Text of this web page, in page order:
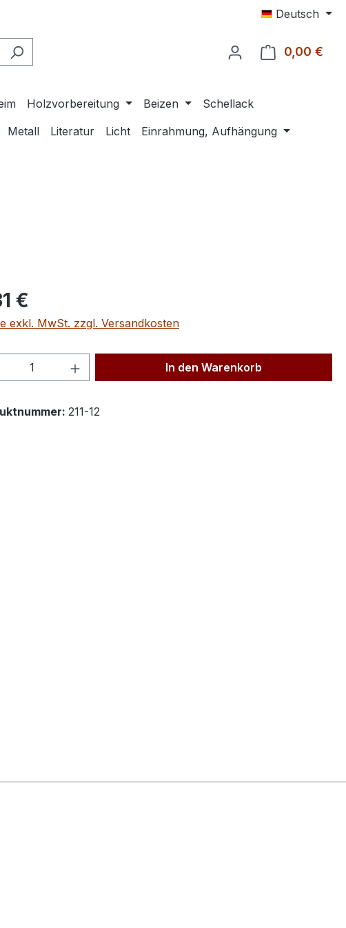
Deutsch
0,00 €
Holzvorbereitung Beizen
Schellack
Metall Literatur Licht
Einrahmung, Aufhängung
Preis:
€
exkl. MwSt. zzgl. Versandkosten
Anzahl: Gib den gewünschten Wert
In den Warenkorb
211-12